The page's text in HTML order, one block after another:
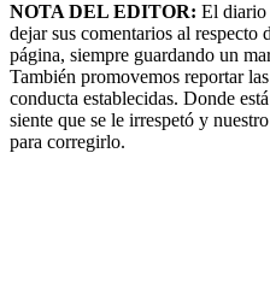
NOTA DEL EDITOR: El diario
dejar sus comentarios al respecto
página, siempre guardando un
También promovemos reportar
conducta establecidas. Donde
siente que se le irrespetó y
para corregirlo.